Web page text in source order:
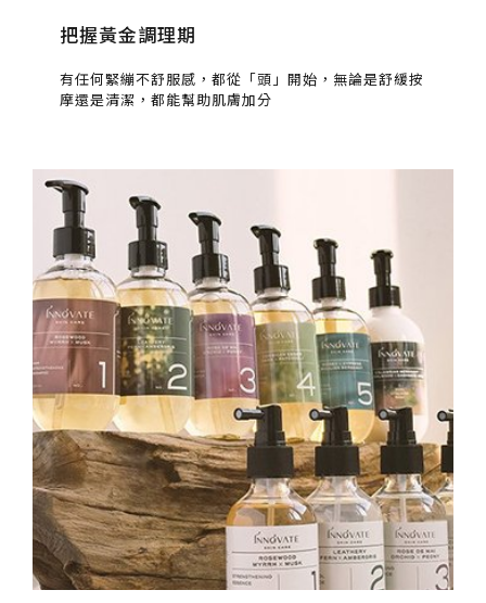
把握黃金調理期
有任何緊繃不舒服感，都從「頭」開始，無論是舒緩按
摩還是清潔，都能幫助肌膚加分